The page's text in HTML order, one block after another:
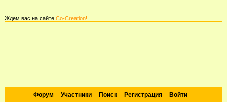
Ждем вас на сайте Co-Creation!
Форум Участники Поиск Регистрация Войти